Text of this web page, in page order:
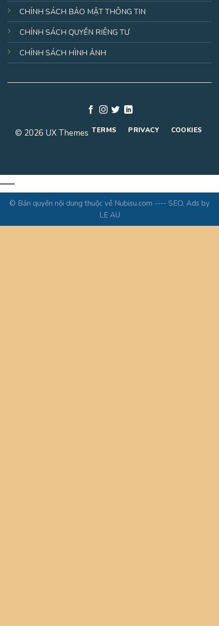
CHÍNH SÁCH BẢO MẬT THÔNG TIN
CHÍNH SÁCH QUYỀN RIÊNG TƯ
CHÍNH SÁCH HÌNH ẢNH
© 2026 UX Themes TERMS PRIVACY COOKIES
© Bản quyền nội dung thuộc về Nubisu.com ---- SEO, Ads by
LE AU